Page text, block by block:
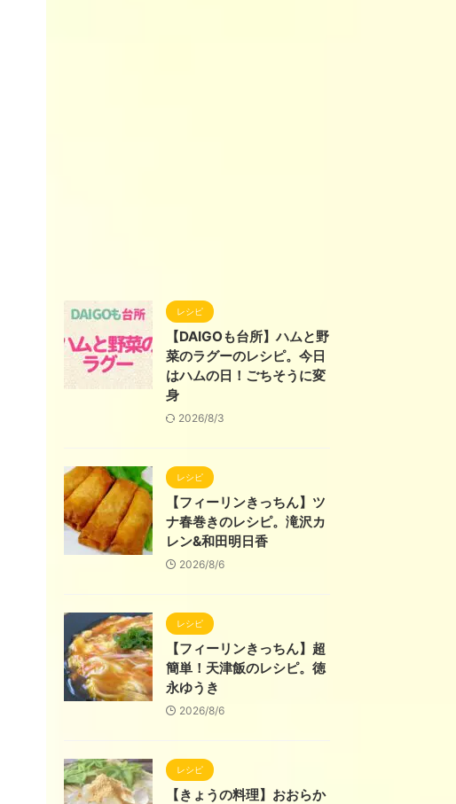
レシピ
【DAIGOも台所】ハムと野
菜のラグーのレシピ。今日
はハムの日！ごちそうに変
身
2026/8/3
レシピ
【フィーリンきっちん】ツ
ナ春巻きのレシピ。滝沢カ
レン&和田明日香
2026/8/6
レシピ
【フィーリンきっちん】超
簡単！天津飯のレシピ。徳
永ゆうき
2026/8/6
レシピ
【きょうの料理】おおらか